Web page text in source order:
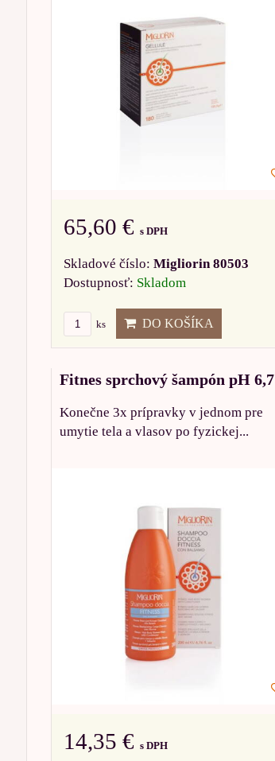
65,60 € s DPH
Skladové číslo: Migliorin 80503
Dostupnosť: Skladom
ks DO KOŠÍKA
Fitnes sprchový šampón pH 6,7
Konečne 3x prípravky v jednom pre
umytie tela a vlasov po fyzickej...
14,35 € s DPH